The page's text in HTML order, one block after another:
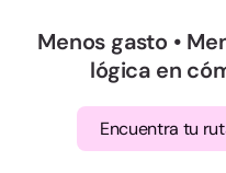
Menos gasto •
lógica en
Encuentra tu